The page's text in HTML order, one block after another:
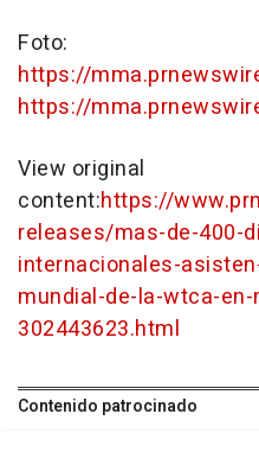
Foto:
https://
https://
View original
content:https://
releases/mas-de-400-
internacionales-
mundial-de-la-wtca-
302443623.html
Contenido patrocinado